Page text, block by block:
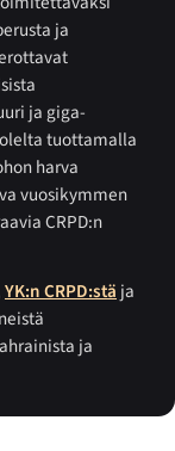
ja
ja giga-
tuottamalla
harva
vuosikymmen
CRPD:n
YK:n CRPD:stä ja
ja